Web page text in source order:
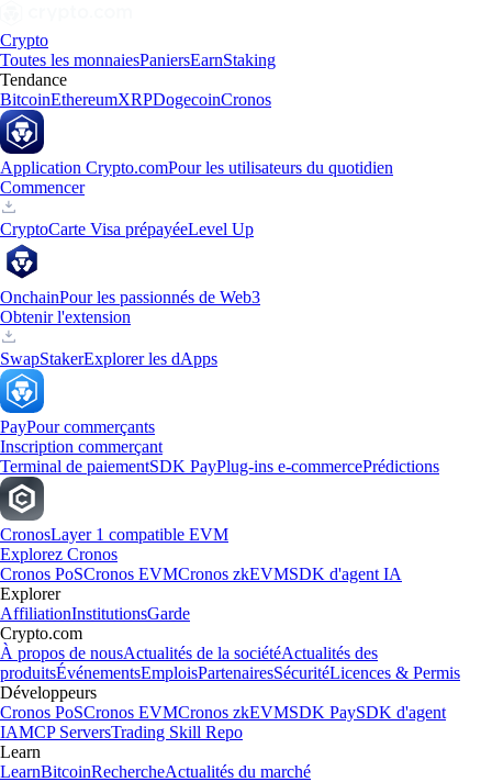
Crypto
Toutes les monnaiesPaniersEarnStaking
Tendance
BitcoinEthereumXRPDogecoinCronos
Application Crypto.comPour les utilisateurs du quotidien
Commencer
CryptoCarte Visa prépayéeLevel Up
OnchainPour les passionnés de Web3
Obtenir l'extension
SwapStakerExplorer les dApps
PayPour commerçants
Inscription commerçant
Terminal de paiementSDK PayPlug-ins e-commercePrédictions
CronosLayer 1 compatible EVM
Explorez Cronos
Cronos PoSCronos EVMCronos zkEVMSDK d'agent IA
Explorer
AffiliationInstitutionsGarde
Crypto.com
À propos de nousActualités de la sociétéActualités des
produitsÉvénementsEmploisPartenairesSécuritéLicences & Permis
Développeurs
Cronos PoSCronos EVMCronos zkEVMSDK PaySDK d'agent
IAMCP ServersTrading Skill Repo
Learn
LearnBitcoinRechercheActualités du marché